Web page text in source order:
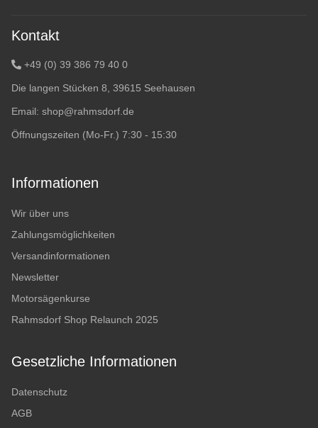
Kontakt
+49 (0) 39 386 79 40 0
Die langen Stücken 8, 39615 Seehausen
Email: shop@rahmsdorf.de
Öffnungszeiten (Mo-Fr.) 7:30 - 15:30
Informationen
Wir über uns
Zahlungsmöglichkeiten
Versandinformationen
Newsletter
Motorsägenkurse
Rahmsdorf Shop Relaunch 2025
Gesetzliche Informationen
Datenschutz
AGB